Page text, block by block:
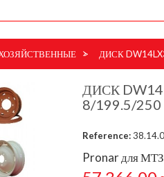
> ДИСК
ДИСК
8/199.5/
Reference:
Pronar для МТЗ